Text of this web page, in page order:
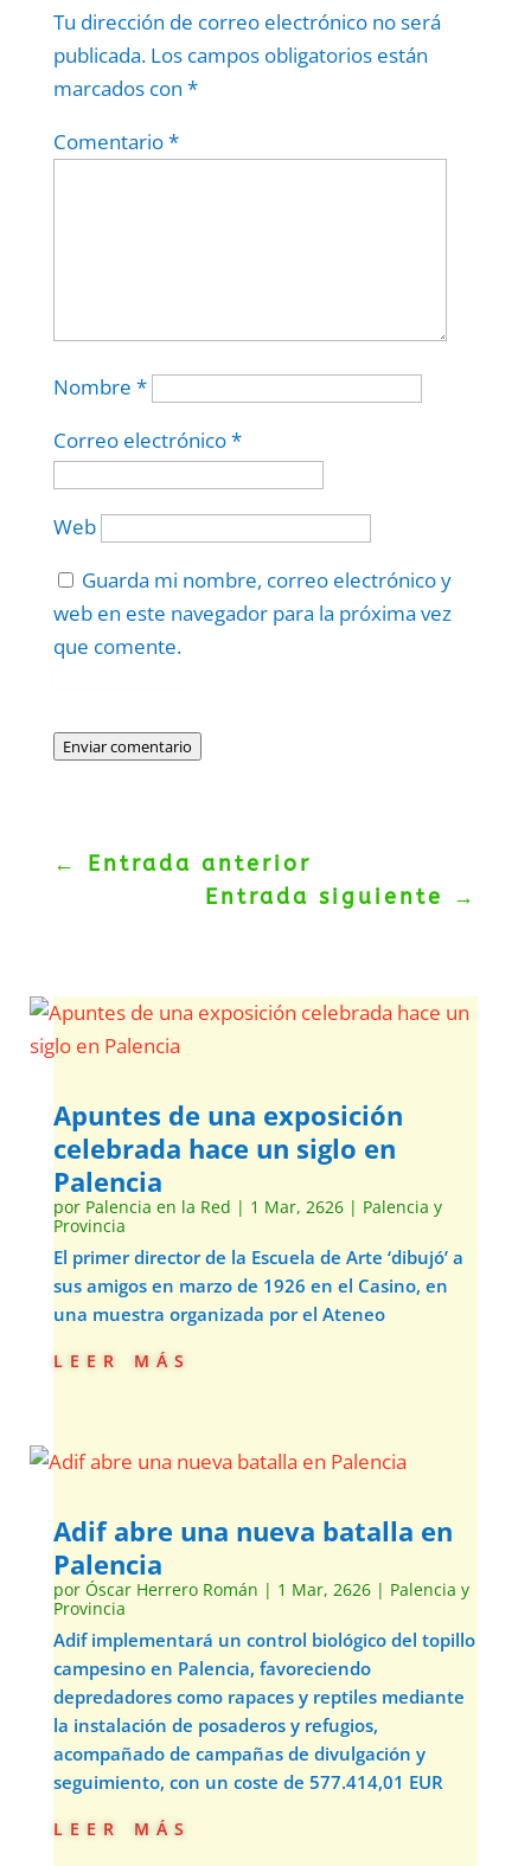
Tu dirección de correo electrónico no será
publicada. Los campos obligatorios están
marcados con *
Comentario*
Nombre *
Correo electrónico*
Web
Guarda mi nombre, correo electrónico y
web en este navegador para la próxima vez
que comente.
Enviar comentario
← Entrada anterior
Entrada siguiente
→
Apuntes de una exposición
celebrada hace un siglo en
Palencia
por Palencia en la Red | 1 Mar, 2626| Palencia y
Provincia
El primer director de la Escuela de Arte ‘dibujó’ a
sus amigos en marzo de 1926 en el Casino, en
una muestra organizada por el Ateneo
leer más
Adif abre una nueva batalla en
Palencia
por Óscar Herrero Román | 1 Mar, 2626| Palencia y
Provincia
Adif implementará un control biológico del topillo
campesino en Palencia, favoreciendo
depredadores como rapaces y reptiles mediante
la instalación de posaderos y refugios,
acompañado de campañas de divulgación y
seguimiento, con un coste de 577.414,01 EUR
leer más